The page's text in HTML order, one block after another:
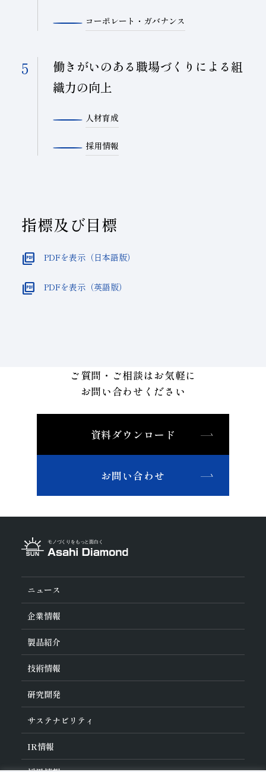
コーポレート・ガバナンス
働きがいのある職場づくりによる組
織力の向上
人材育成
採用情報
指標及び目標
picture_as_pdf PDFを表示（日本語版）
picture_as_pdf PDFを表示（英語版）
ご質問・ご相談はお気軽に
お問い合わせください
資料ダウンロード
お問い合わせ
ニュース
企業情報
旭ダイヤについて
ダイヤの輪
ご挨拶
会社概要
役員紹介
事業紹介
活動拠点
製品紹介
業種から探す
工具の種類から探す
加工方法から探す
ワークから探す
技術情報
ダイヤモンド工具・
教えて！研削工具
ご使⽤上の注意
各製品の安全な取扱いについて
トラブルシューティング
研究開発
研究開発について
対外発表一覧
イノベーションストーリー
サステナビリティ
サステナビリティポリシー
コーポレート・ガバナンス
マテリアリティ
IR情報
IR資料室